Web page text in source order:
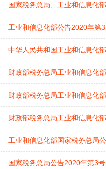
国家税务总局公告2020年第3号